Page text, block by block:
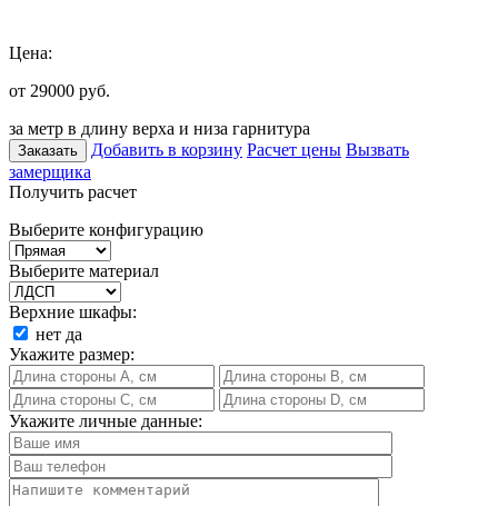
Цена:
от 29000 руб.
за метр в длину верха и низа гарнитура
Заказать Добавить в корзину Расчет цены Вызвать
замерщика
Получить расчет
Выберите конфигурацию
Выберите материал
Верхние шкафы:
нет да
Укажите размер:
Укажите личные данные: